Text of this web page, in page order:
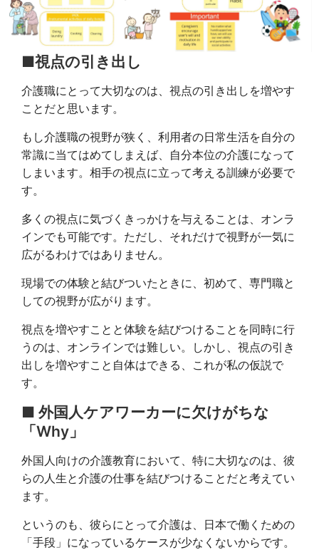
■視点の引き出し
介護職にとって大切なのは、視点の引き出しを増やす
ことだと思います。
もし介護職の視野が狭く、利用者の日常生活を自分の
常識に当てはめてしまえば、自分本位の介護になって
しまいます。相手の視点に立って考える訓練が必要で
す。
多くの視点に気づくきっかけを与えることは、オンラ
インでも可能です。ただし、それだけで視野が一気に
広がるわけではありません。
現場での体験と結びついたときに、初めて、専門職と
しての視野が広がります。
視点を増やすことと体験を結びつけることを同時に行
うのは、オンラインでは難しい。しかし、視点の引き
出しを増やすこと自体はできる、これが私の仮説で
す。
■ 外国人ケアワーカーに欠けがちな
「Why」
外国人向けの介護教育において、特に大切なのは、彼
らの人生と介護の仕事を結びつけることだと考えてい
ます。
というのも、彼らにとって介護は、日本で働くための
「手段」になっているケースが少なくないからです。